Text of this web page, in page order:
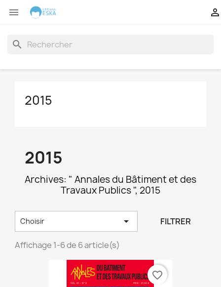
 
search
2015
2015
Archives: " Annales du Bâtiment et des
Travaux Publics ", 2015
Choisir  FILTRER
Affichage 1-6 de 6 article(s)
favorite_border